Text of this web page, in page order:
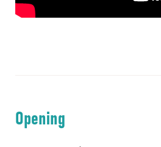
Opening